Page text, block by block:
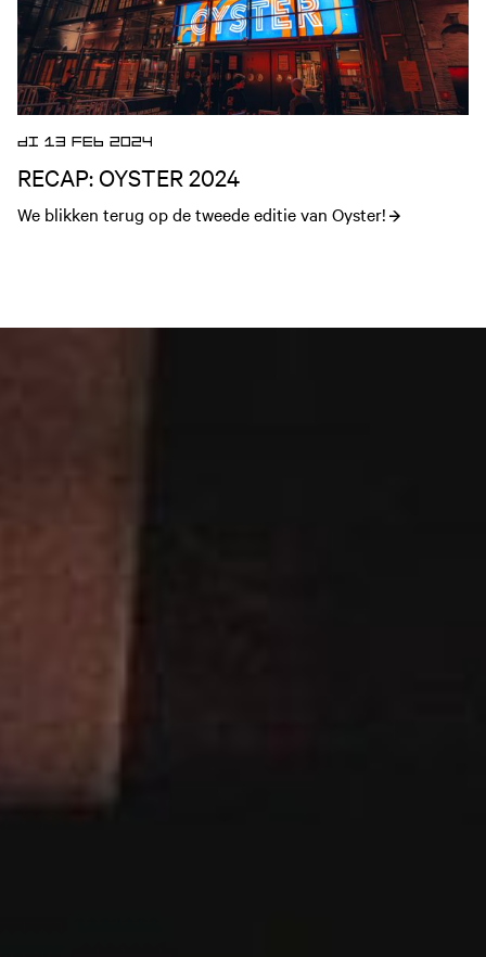
DI 13 FEB 2024
RECAP: OYSTER 2024
We blikken terug op de tweede editie van Oyster!